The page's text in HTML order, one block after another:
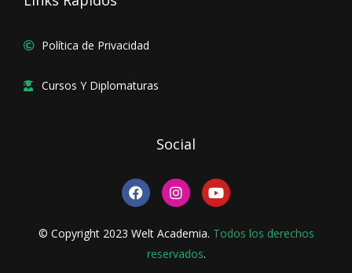
Política de Privacidad
Cursos Y Diplomaturas
Social
F
a
c
e
b
I
n
s
t
a
g
Y
o
u
t
u
© Copyright 2023 Welt Academia. Todos los derechos
reservados.